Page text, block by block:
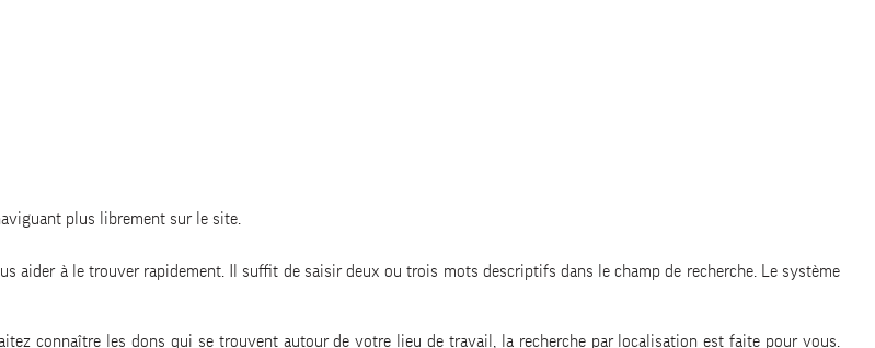
plus librement sur le site.
aider à le trouver rapidement. Il suffit de saisir deux ou trois mots descriptifs dans le champ de recherche. Le système
connaître les dons qui se trouvent autour de votre lieu de travail, la recherche par localisation est faite pour vous.